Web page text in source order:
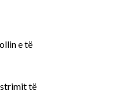
e të
të